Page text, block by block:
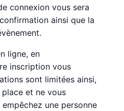
connexion vous sera
ainsi que la
ligne, en
inscription vous
sont limitées ainsi,
et ne vous
une personne